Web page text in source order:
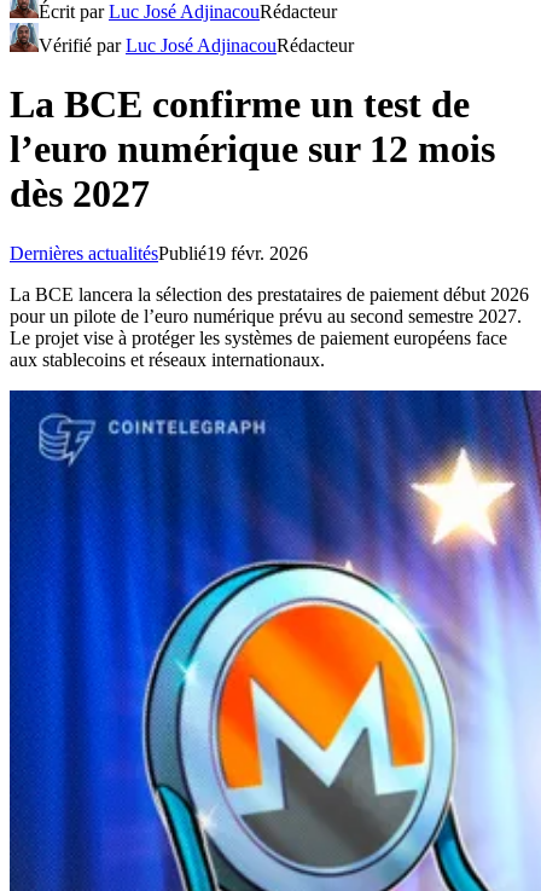
Écrit parLuc José AdjinacouRédacteur
Vérifié parLuc José AdjinacouRédacteur
La BCE confirme un test de
l’euro numérique sur 12 mois
dès 2027
Dernières actualitésPublié19 févr. 2026
La BCE lancera la sélection des prestataires de paiement début 2026
pour un pilote de l’euro numérique prévu au second semestre 2027.
Le projet vise à protéger les systèmes de paiement européens face
aux stablecoins et réseaux internationaux.